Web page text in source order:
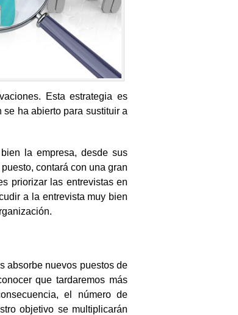
Esta estrategia es
ha abierto para sustituir a
la empresa, desde sus
contará con una gran
priorizar las entrevistas en
a la entrevista muy bien
absorbe nuevos puestos de
que tardaremos más
el número de
objetivo se multiplicarán